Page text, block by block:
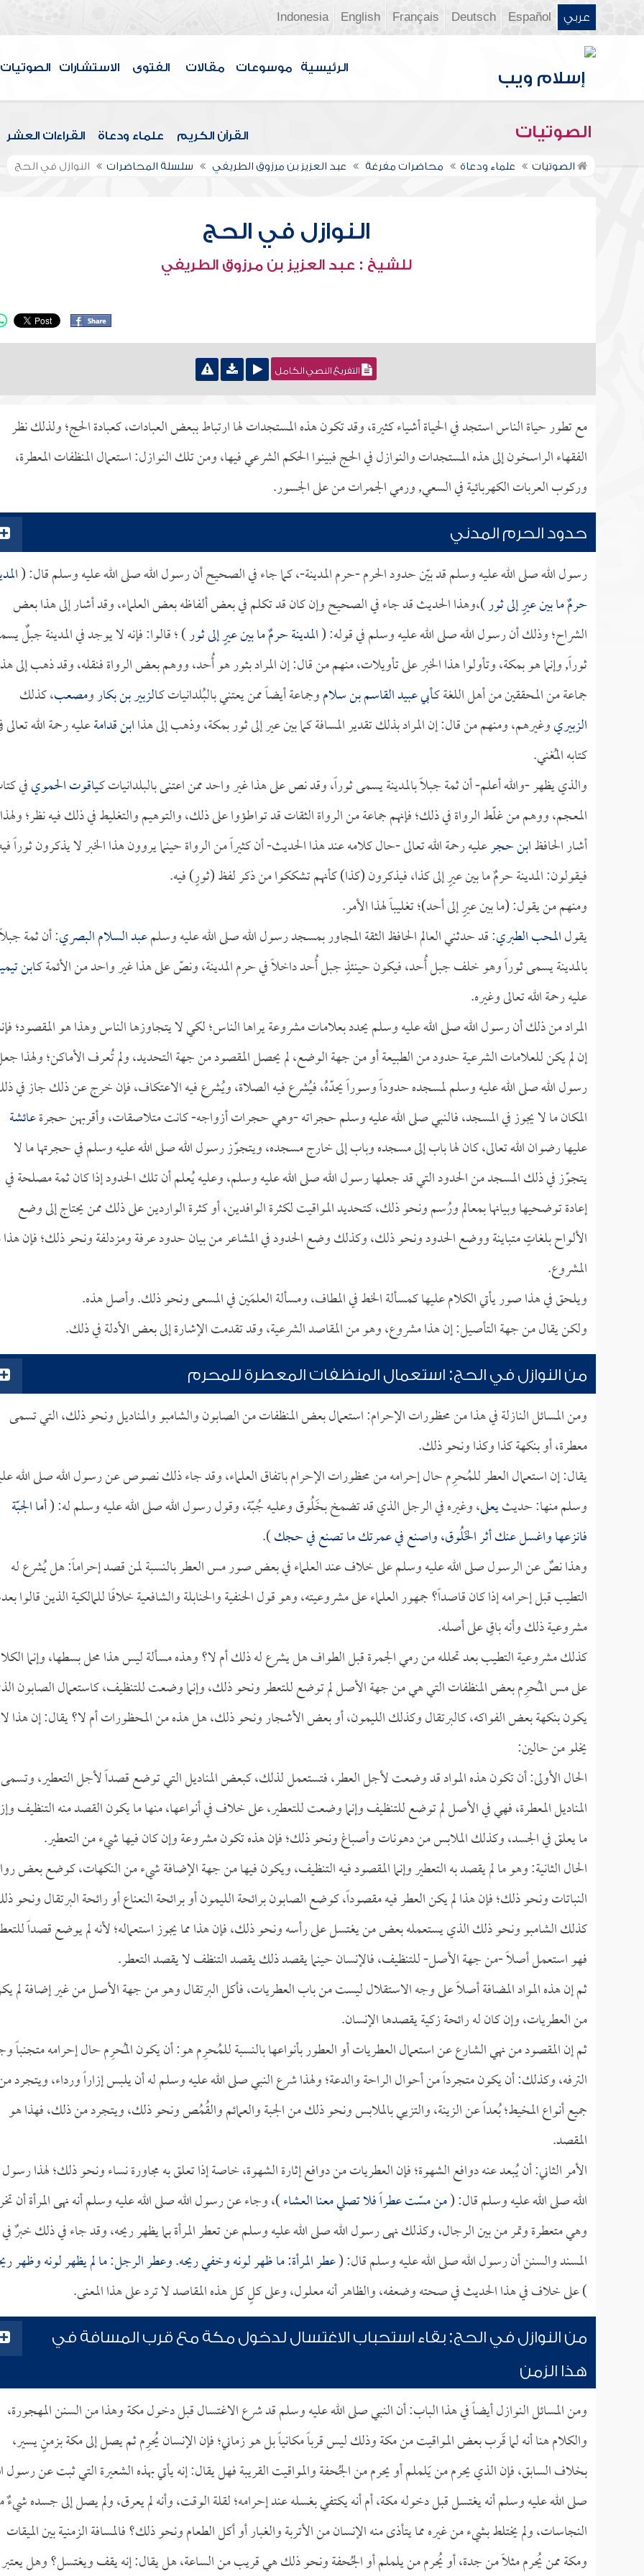
عربي Español
Deutsch
Français
English
Indonesia
الرئيسية موسوعات مقالات الفتوى الاستشارات الصوتيات
الصوتيات القرآن الكريم علماء ودعاة القراءات العشر
الصوتيات علماء ودعاة محاضرات مفرغة عبد العزيز بن مرزوق الطريفي سلسلة المحاضرات النوازل في الحج
النوازل في الحج
للشيخ : عبد العزيز بن مرزوق الطريفي
التفريغ النصي الكامل
مع تطور حياة الناس استجد في الحياة أشياء كثيرة، وقد تكون هذه المستجدات لها ارتباط ببعض العبادات، كعبادة الحج؛ ولذلك نظر
الفقهاء الراسخون إلى هذه المستجدات والنوازل في الحج فبينوا الحكم الشرعي فيها، ومن تلك النوازل: استعمال المنظفات المعطرة،
وركوب العربات الكهربائية في السعي, ورمي الجمرات من على الجسور.
حدود الحرم المدني
رسول الله صلى الله عليه وسلم قد بيّن حدود الحرم -حرم المدينة-، كما جاء في الصحيح أن رسول الله صلى الله عليه وسلم قال: (
حرمٌ ما بين عيرٍ إلى ثور)،وهذا الحديث قد جاء في الصحيح وإن كان قد تكلم في بعض ألفاظه بعض العلماء، وقد أشار إلى هذا بعض
الشراح؛ وذلك أن رسول الله صلى الله عليه وسلم في قوله: (المدينة حرمٌ ما بين عيرٍ إلى ثور) ؛ قالوا: فإنه لا يوجد في المدينة جبلٌ
ثوراً, وإنما هو بمكة، وتأولوا هذا الخبر على تأويلات، منهم من قال: إن المراد بثور هو أُحد، ووهم بعض الرواة فنقله، وقد ذهب إلى
جماعة من المحققين من أهل اللغة كـأبي عبيد القاسم بن سلاموجماعة أيضاً ممن يعتني بالبُلدانيات كـالزبير بن بكارومصعب، كذلك
الزبيريوغيرهم، ومنهم من قال: إن المراد بذلك تقدير المسافة كما بين عير إلى ثور بمكة، وذهب إلى هذاابن قدامةعليه رحمة الله تعالى
كتابه المُغني.
والذي يظهر -والله أعلم- أن ثمة جبلاً بالمدينة يسمى ثوراً، وقد نص على هذا غير واحد ممن اعتنى بالبلدانيات كـياقوت الحمويفي
المعجم، ووهم من غلّط الرواة في ذلك؛ فإنهم جماعة من الرواة الثقات قد تواطؤوا على ذلك، والتوهيم والتغليط في ذلك فيه نظر؛
أشار الحافظابن حجرعليه رحمة الله تعالى -حال كلامه عند هذا الحديث- أن كثيراً من الرواة حينما يروون هذا الخبر لا يذكرون ثوراً
فيقولون: المدينة حرمٌ ما بين عيرٍ إلى كذا، فيذكرون (كذا) كأنهم تشككوا من ذكر لفظ (ثورٍ) فيه.
ومنهم من يقول: (ما بين عيرٍ إلى أحد)؛ تغليباً لهذا الأمر.
يقولالمحب الطبري: قد حدثني العالم الحافظ الثقة المجاور بمسجد رسول الله صلى الله عليه وسلمعبد السلام البصري: أن ثمة
بالمدينة يسمى ثوراً وهو خلف جبل أُحد، فيكون حينئذٍ جبل أُحد داخلاً في حرم المدينة، ونصّ على هذا غير واحد من الأئمة كـابن
عليه رحمة الله تعالى وغيره.
المراد من ذلك أن رسول الله صلى الله عليه وسلم يحدد بعلامات مشروعة يراها الناس؛ لكي لا يتجاوزها الناس وهذا هو المقصود؛
إن لم يكن للعلامات الشرعية حدود من الطبيعة أو من جهة الوضع، لم يحصل المقصود من جهة التحديد، ولم تُعرف الأماكن؛ ولهذا
رسول الله صلى الله عليه وسلم لمسجده حدوداً وسوراً يحدّهُ، فيُشرع فيه الصلاة، ويُشرع فيه الاعتكاف، فإن خرج عن ذلك جاز في
المكان ما لا يجوز في المسجد، فالنبي صلى الله عليه وسلم حجراته -وهي حجرات أزواجه- كانت متلاصقات، وأقربهن حجرةعائشة
عليها رضوان الله تعالى، كان لها باب إلى مسجده وباب إلى خارج مسجده، ويتجوّز رسول الله صلى الله عليه وسلم في حجرتها ما لا
يتجوّز في ذلك المسجد من الحدود التي قد جعلها رسول الله صلى الله عليه وسلم، وعليه يُعلم أن تلك الحدود إذا كان ثمة مصلحة في
إعادة توضحيها وبيانها بمعالم ورُسم ونحو ذلك، كتحديد المواقيت لكثرة الوافدين، أو كثرة الواردين على ذلك ممن يحتاج إلى وضع
الألواح بلغاتٍ متباينة ووضع الحدود ونحو ذلك، وكذلك وضع الحدود في المشاعر من بيان حدود عرفة ومزدلفة ونحو ذلك؛ فإن
المشروع.
ويلحق في هذا صور يأتي الكلام عليها كمسألة الخط في المطاف، ومسألة العلمَين في المسعى ونحو ذلك. وأصل هذه.
ولكن يقال من جهة التأصيل: إن هذا مشروع، وهو من المقاصد الشرعية، وقد تقدمت الإشارة إلى بعض الأدلة في ذلك.
من النوازل في الحج: استعمال المنظفات المعطرة للمحرم
ومن المسائل النازلة في هذا من محظورات الإحرام: استعمال بعض المنظفات من الصابون والشامبو والمناديل ونحو ذلك، التي تسمى
معطرة، أو بنكهة كذا وكذا ونحو ذلك.
يقال: إن استعمال العطر للمُحرِم حال إحرامه من محظورات الإحرام باتفاق العلماء، وقد جاء ذلك نصوص عن رسول الله صلى الله
وسلم منها: حديثيعلى، وغيره في الرجل الذي قد تضمخ بخَلُوق وعليه جُبّة، وقول رسول الله صلى الله عليه وسلم له: (أما الجبّة
فانزعها واغسل عنك أثر الخَلُوق، واصنع في عمرتك ما تصنع في حجك).
وهذا نصٌ عن الرسول صلى الله عليه وسلم على خلاف عند العلماء في بعض صور مس العطر بالنسبة لمن قصد إحراماً: هل يُشرع له
التطيب قبل إحرامه إذا كان قاصداً؟ جمهور العلماء على مشروعيته، وهو قول الحنفية والحنابلة والشافعية خلافًا للمالكية الذين قالوا
مشروعية ذلك وأنه باقٍ على أصله.
كذلك مشروعية التطيب بعد تحلله من رمي الجمرة قبل الطواف هل يشرع له ذلك أم لا؟ وهذه مسألة ليس هذا محل بسطها، وإنما
على مس المُحرِم بعض المنظفات التي هي من جهة الأصل لم توضع للتعطر ونحو ذلك، وإنما وضعت للتنظيف، كاستعمال الصابون
يكون بنكهة بعض الفواكه، كالبرتقال وكذلك الليمون، أو بعض الأشجار ونحو ذلك، هل هذه من المحظورات أم لا؟ يقال: إن هذا لا
يخلو من حالين:
الحال الأولى: أن تكون هذه المواد قد وضعت لأجل العطر، فتستعمل لذلك، كبعض المناديل التي توضع قصداً لأجل التعطير، وتسمى
المناديل المعطرة، فهي في الأصل لم توضع للتنظيف وإنما وضعت للتعطير، على خلاف في أنواعها، منها ما يكون القصد منه التنظيف
ما يعلق في الجسد، وكذلك الملابس من دهونات وأصباغ ونحو ذلك؛ فإن هذه تكون مشروعة وإن كان فيها شيء من التعطير.
الحال الثانية: وهو ما لم يقصد به التعطير وإنما المقصود فيه التنظيف، ويكون فيها من جهة الإضافة شيء من النكهات، كوضع بعض
النباتات ونحو ذلك؛ فإن هذا لم يكن العطر فيه مقصوداً، كوضع الصابون برائحة الليمون أو برائحة النعناع أو رائحة البرتقال ونحو
كذلك الشامبو ونحو ذلك الذي يستعمله بعض من يغتسل على رأسه ونحو ذلك، فإن هذا مما يجوز استعماله؛ لأنه لم يوضع قصداً
فهو استعمل أصلاً -من جهة الأصل- للتنظيف، فالإنسان حينما يقصد ذلك يقصد التنظف لا يقصد التعطر.
ثم إن هذه المواد المضافة أصلاً على وجه الاستقلال ليست من باب العطريات، فأكل البرتقال وهو من جهة الأصل من غير إضافة لم
من العطريات، وإن كان له رائحة زكية يقصدها الإنسان.
ثم إن المقصود من نهي الشارع عن استعمال العطريات أو العطور بأنواعها بالنسبة للمُحرِم هو: أن يكون المُحرِم حال إحرامه متجنباً
الترفه، وكذلك: أن يكون متجرداً من أحوال الراحة والدعة؛ ولهذا شرع النبي صلى الله عليه وسلم له أن يلبس إزاراً ورداء، ويتجرد
جميع أنواع المخيط؛ بُعداً عن الزينة، والتزيي بالملابس ونحو ذلك من الجبة والعمائم والقُمُص ونحو ذلك، ويتجرد من ذلك، فهذا هو
المقصد.
الأمر الثاني: أن يُبعد عنه دوافع الشهوة؛ فإن العطريات من دوافع إثارة الشهوة، خاصة إذا تعلق به مجاورة نساء ونحو ذلك؛ لهذا رسول
الله صلى الله عليه وسلم قال: (من مسّت عطراً فلا تصلي معنا العشاء)، وجاء عن رسول الله صلى الله عليه وسلم أنه نهى المرأة أن
وهي متعطرة وتمر من بين الرجال، وكذلك نهى رسول الله صلى الله عليه وسلم عن تعطر المرأة بما يظهر ريحه، وقد جاء في ذلك خبرٌ في
المسند والسنن أن رسول الله صلى الله عليه وسلم قال: (عطر المرأة: ما ظهر لونه وخفي ريحه. وعطر الرجل: ما لم يظهر لونه وظهر
) على خلاف في هذا الحديث في صحته وضعفه، والظاهر أنه معلول، وعلى كلٍ كل هذه المقاصد لا ترد على هذا المعنى.
من النوازل في الحج: بقاء استحباب الاغتسال لدخول مكة مع قرب المسافة في
هذا الزمن
ومن المسائل النوازل أيضاً في هذا الباب: أن النبي صلى الله عليه وسلم قد شرع الاغتسال قبل دخول مكة وهذا من السنن المهجورة،
والكلام هنا أنه لما قَرب بعض المواقيت من مكة وذلك ليس قرباً مكانياً بل هو زماني؛ فإن الإنسان يُحرِم ثم يصل إلى مكة بزمنٍ يسير،
بخلاف السابق، فإن الذي يحرم من يَلملم أو يحرم من الجُحفة والمواقيت القريبة فهل يقال: إنه يأتي بهذه الشعيرة التي ثبت عن رسول
صلى الله عليه وسلم أنه يغتسل قبل دخوله مكة، أم أنه يكتفي بغسله عند إحرامه؛ لقلة الوقت، وأنه لم يعرق، ولم يصل إلى جسده
النجاسات، ولم يختلط بشيء من غيره مما يتأذى منه الإنسان من الأتربة والغبار أو أكل الطعام ونحو ذلك؟ فالمسافة الزمنية بين الميقات
ومكة ممن يُحرم مثلاً من جدة، أو يُحرم من يلملم أو الجُحفة ونحو ذلك هي قريب من الساعة، هل يقال: إنه يقف ويغتسل؟ وهل يعتبر